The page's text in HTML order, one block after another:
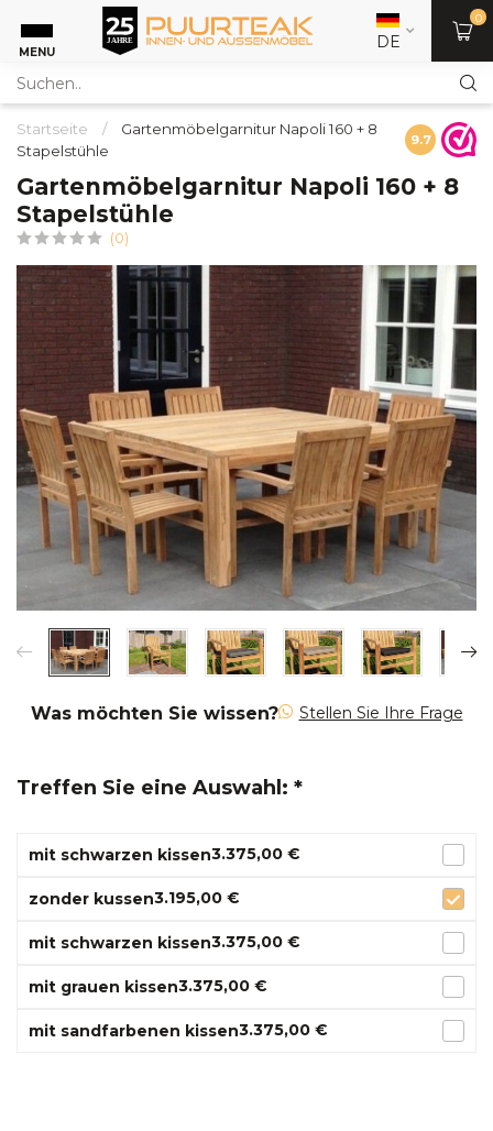
MENU DE
0
Startseite /
Gartenmöbelgarnitur Napoli 160 + 8
Stapelstühle
9.7
Gartenmöbelgarnitur Napoli 160 + 8
Stapelstühle
(0)
Was möchten Sie wissen? Stellen Sie Ihre Frage
Treffen Sie eine Auswahl: *
mit schwarzen kissen3.375,00 €
zonder kussen3.195,00 €
mit schwarzen kissen3.375,00 €
mit grauen kissen3.375,00 €
mit sandfarbenen kissen3.375,00 €